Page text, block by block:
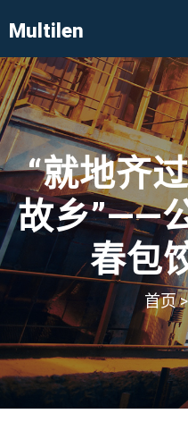
“就地齐
故乡”——
春包
首页>